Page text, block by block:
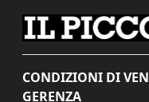
CONDIZIONI DI
GERENZA